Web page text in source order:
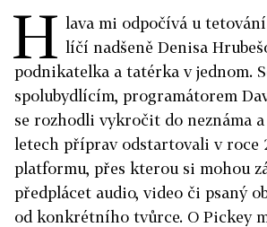
H lava mi odpočívá u
líčí nadšeně Denisa
podnikatelka a tatérka v jednom.
spolubydlícím, programátorem
se rozhodli vykročit do neznáma
letech příprav odstartovali v roce
platformu, přes kterou si mohou
předplácet audio, video či psaný
od konkrétního tvůrce. O Pickey